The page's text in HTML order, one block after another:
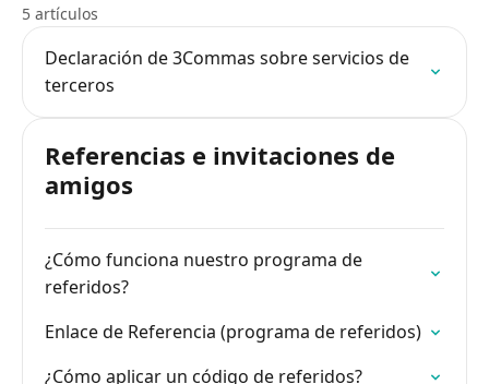
5 artículos
Declaración de 3Commas sobre servicios de
terceros
Referencias e invitaciones de
amigos
¿Cómo funciona nuestro programa de
referidos?
Enlace de Referencia (programa de referidos)
¿Cómo aplicar un código de referidos?